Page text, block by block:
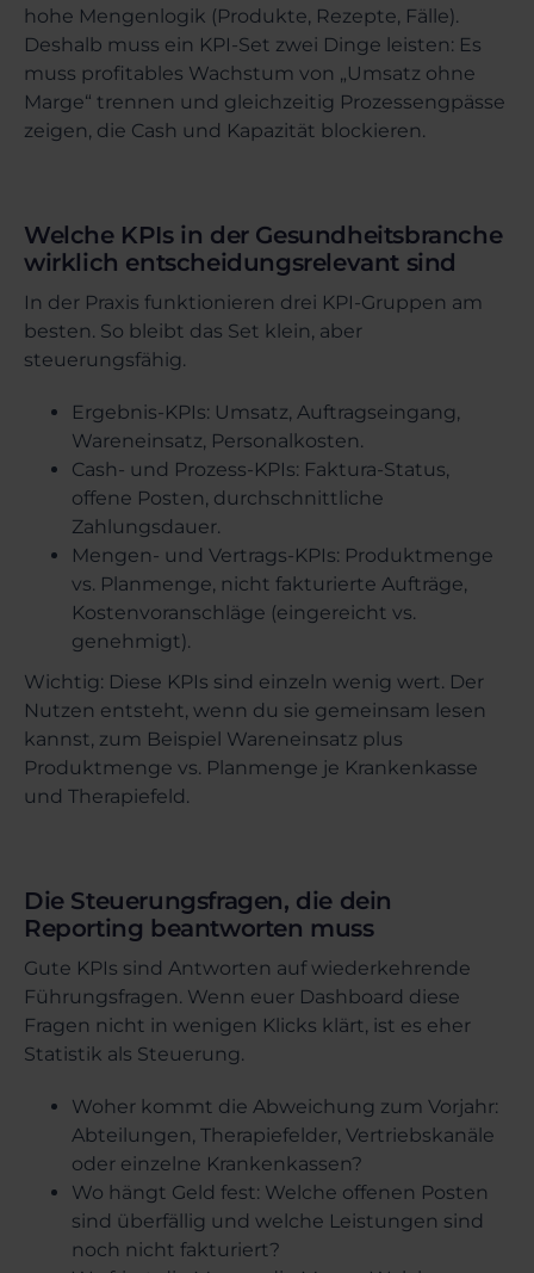
hohe Mengenlogik (Produkte, Rezepte, Fälle).
Deshalb muss ein KPI-Set zwei Dinge leisten: Es
muss profitables Wachstum von „Umsatz ohne
Marge“ trennen und gleichzeitig Prozessengpässe
zeigen, die Cash und Kapazität blockieren.
Welche KPIs in der Gesundheitsbranche
wirklich entscheidungsrelevant sind
In der Praxis funktionieren drei KPI-Gruppen am
besten. So bleibt das Set klein, aber
steuerungsfähig.
Ergebnis-KPIs: Umsatz, Auftragseingang,
Wareneinsatz, Personalkosten.
Cash- und Prozess-KPIs: Faktura-Status,
offene Posten, durchschnittliche
Zahlungsdauer.
Mengen- und Vertrags-KPIs: Produktmenge
vs. Planmenge, nicht fakturierte Aufträge,
Kostenvoranschläge (eingereicht vs.
genehmigt).
Wichtig: Diese KPIs sind einzeln wenig wert. Der
Nutzen entsteht, wenn du sie gemeinsam lesen
kannst, zum Beispiel Wareneinsatz plus
Produktmenge vs. Planmenge je Krankenkasse
und Therapiefeld.
Die Steuerungsfragen, die dein
Reporting beantworten muss
Gute KPIs sind Antworten auf wiederkehrende
Führungsfragen. Wenn euer Dashboard diese
Fragen nicht in wenigen Klicks klärt, ist es eher
Statistik als Steuerung.
Woher kommt die Abweichung zum Vorjahr:
Abteilungen, Therapiefelder, Vertriebskanäle
oder einzelne Krankenkassen?
Wo hängt Geld fest: Welche offenen Posten
sind überfällig und welche Leistungen sind
noch nicht fakturiert?